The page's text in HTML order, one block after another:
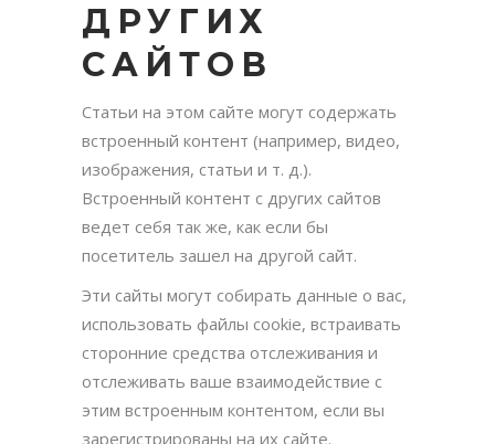
ДРУГИХ
САЙТОВ
Статьи на этом сайте могут содержать
встроенный контент (например, видео,
изображения, статьи и т. д.).
Встроенный контент с других сайтов
ведет себя так же, как если бы
посетитель зашел на другой сайт.
Эти сайты могут собирать данные о вас,
использовать файлы cookie, встраивать
сторонние средства отслеживания и
отслеживать ваше взаимодействие с
этим встроенным контентом, если вы
зарегистрированы на их сайте.